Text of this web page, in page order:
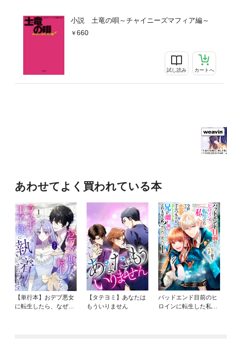
小説 土竜の唄～チャイニーズマフィア編～
660
試し読み カートへ
あわせてよく買われている本
【単行本】おデブ悪女
に転生したら、なぜか
【タテヨミ】あなたは
もういりません
バッドエンド目前のヒ
ロインに転生した私、